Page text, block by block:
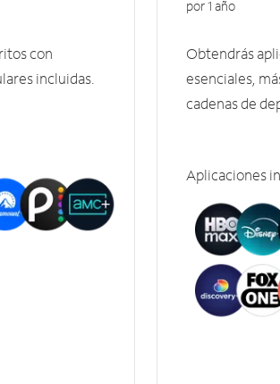
con
incluidas.
por 1 año
Obtendrás
esenciales,
cadenas de
Aplicaciones